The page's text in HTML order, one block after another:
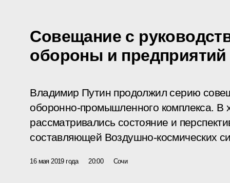
Совещание с
обороны и
Владимир Путин продолжил серию
оборонно-промышленного комплекса. В
рассматривались состояние и
составляющей Воздушно-космических
16 мая 2019 года 20:00 Сочи